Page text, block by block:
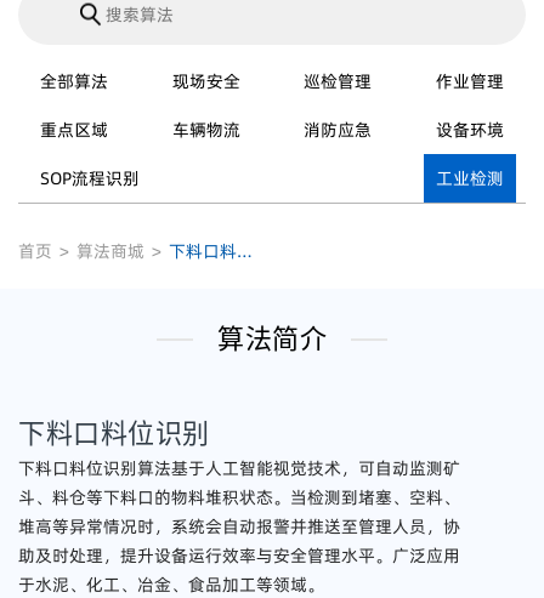
全部算法 现场安全 巡检管理
作业管理
重点区域
车辆物流 消防应急
设备环境
SOP流程识别
工业检测
首页 > 算法商城 > 下料口料位识别
算法简介
下料口料位识别
下料口料位识别算法基于人工智能视觉技术，可自动监测矿
斗、料仓等下料口的物料堆积状态。当检测到堵塞、空料、
堆高等异常情况时，系统会自动报警并推送至管理人员，协
助及时处理，提升设备运行效率与安全管理水平。广泛应用
于水泥、化工、冶金、食品加工等领域。